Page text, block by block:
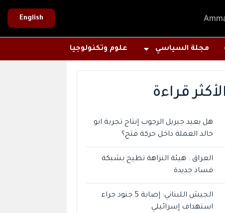
English
مجلة السياسي علوم وتكنولوجيا
الأكثر قراءة
هل يعيد جبريل الرجوب إنتاج تجربة ابو
خالد العملة داخل حركة فتح؟
العراق : هيئة النزاهة تطيح بشبكة
فساد جديدة
الجيش اللبناني: إصابة 5 جنود جراء
استهداف إسرائيلي